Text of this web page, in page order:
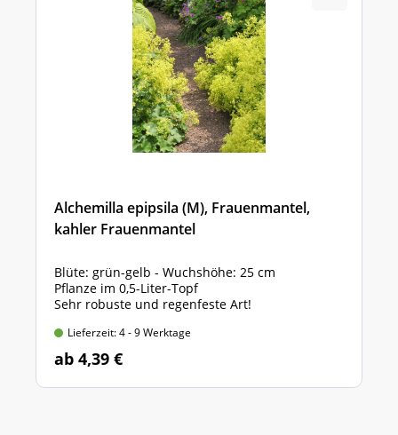
Alchemilla epipsila (M), Frauenmantel,
kahler Frauenmantel
Blüte: grün-gelb - Wuchshöhe: 25 cm
Pflanze im 0,5-Liter-Topf
Sehr robuste und regenfeste Art!
Lieferzeit: 4 - 9 Werktage
ab 4,39 €